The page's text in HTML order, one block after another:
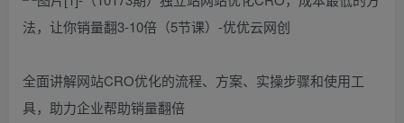
全面讲解网站CRO优化的流程、方案、实操步骤和使用工
具，助力企业帮助销量翻倍